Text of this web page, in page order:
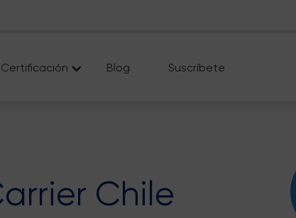
Certificación Blog Suscríbete
Chile